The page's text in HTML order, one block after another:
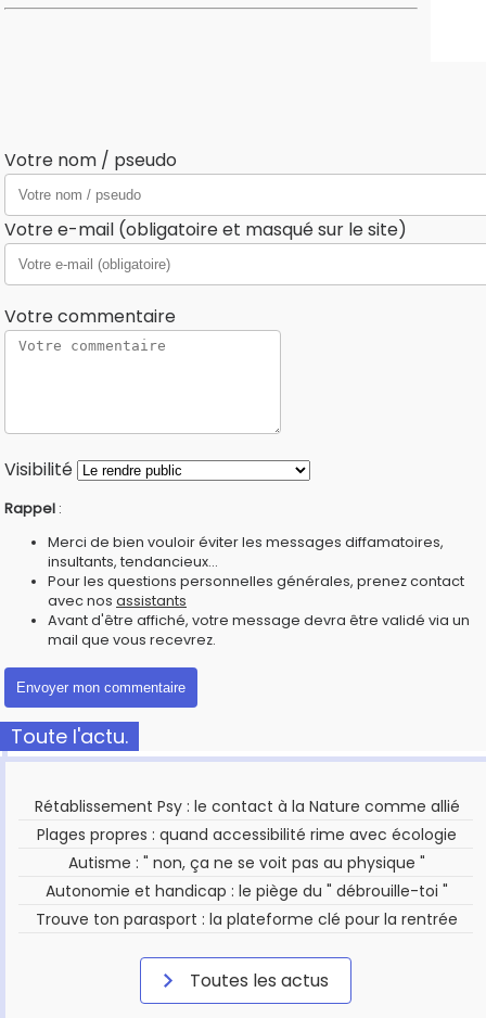
Votre nom / pseudo
Votre e-mail (obligatoire et masqué sur le site)
Votre commentaire
Visibilité
Rappel :
Merci de bien vouloir éviter les messages diffamatoires,
insultants, tendancieux...
Pour les questions personnelles générales, prenez contact
avec nos assistants
Avant d'être affiché, votre message devra être validé via un
mail que vous recevrez.
Toute l'actu.
Rétablissement Psy : le contact à la Nature comme allié
Plages propres : quand accessibilité rime avec écologie
Autisme : " non, ça ne se voit pas au physique "
Autonomie et handicap : le piège du " débrouille-toi "
Trouve ton parasport : la plateforme clé pour la rentrée
Toutes les actus